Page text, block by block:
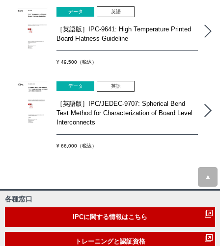
データ 英語
［英語版］IPC-9641: High Temperature Printed
Board Flatness Guideline
¥ 49,500（税込）
データ 英語
［英語版］IPC/JEDEC-9707: Spherical Bend
Test Method for Characterization of Board Level
Interconnects
¥ 66,000（税込）
▲
各種窓口
IPCに関する情報はこちら
トレーニングと認証資格